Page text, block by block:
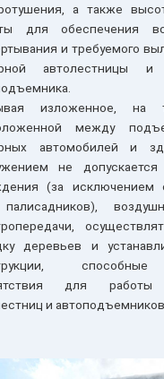
а также
для обеспечения
и требуемого
автолестницы и
изложенное, на
между
автомобилей и
не допускается
(за исключением
деревьев и
для работы
и автоподъемников.